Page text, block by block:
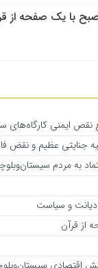
با یک صفحه از
جنایتی عظیم و نقض
به مردم
دیانت و سیاست
از قرآن
اقتصادی